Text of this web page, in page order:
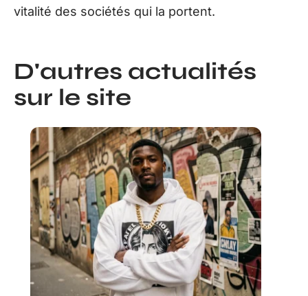
vitalité des sociétés qui la portent.
D'autres actualités
sur le site